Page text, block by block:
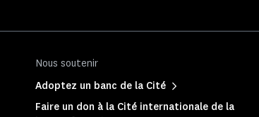
Nous soutenir
Adoptez un banc de la Cité
Faire un don à la Cité internationale de la